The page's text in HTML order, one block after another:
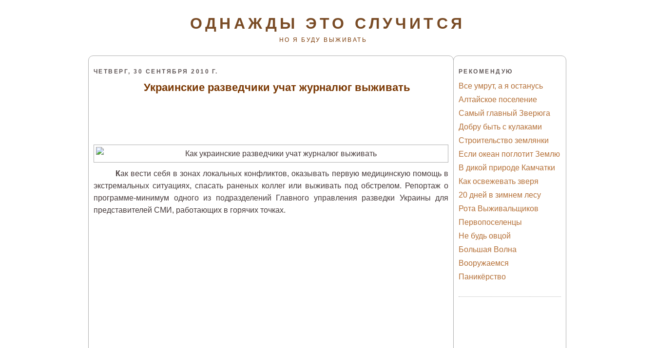
ОДНАЖДЫ ЭТО СЛУЧИТСЯ
НО Я БУДУ ВЫЖИВАТЬ
ЧЕТВЕРГ, 30 СЕНТЯБРЯ 2010 Г.
Украинские разведчики учат журналюг выживать
Как вести себя в зонах локальных конфликтов, оказывать первую медицинскую помощь в
экстремальных ситуациях, спасать раненых коллег или выживать под обстрелом. Репортаж о
программе-минимум одного из подразделений Главного управления разведки Украины для
представителей СМИ, работающих в горячих точках.
РЕКОМЕНДУЮ
Все умрут, а я останусь
Алтайское поселение
Самый главный Зверюга
Добру быть с кулаками
Строительство землянки
Если океан поглотит Землю
В дикой природе Камчатки
Как освежевать зверя
20 дней в зимнем лесу
Рота Выживальщиков
Первопоселенцы
Не будь овцой
Большая Волна
Вооружаемся
Паникёрство